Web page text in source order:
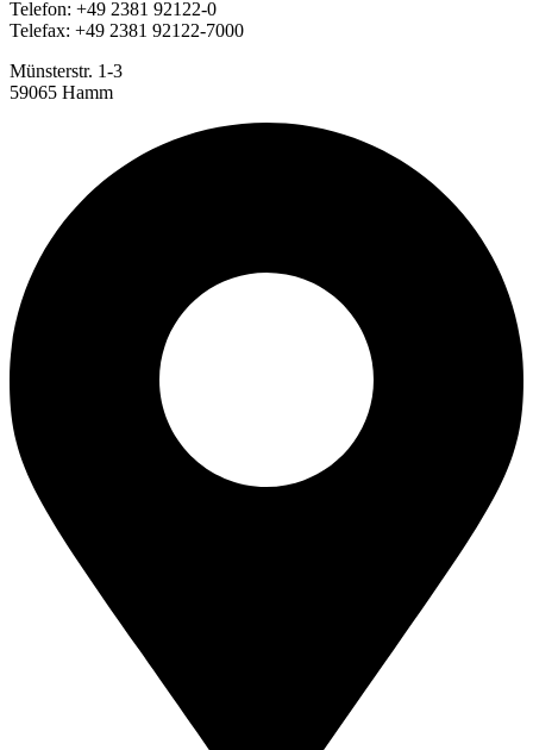
Telefon: +49 2381 92122-0
Telefax: +49 2381 92122-7000
Münsterstr. 1-3
59065 Hamm